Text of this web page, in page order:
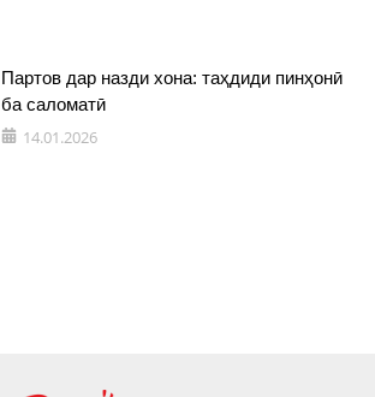
Партов дар назди хона: таҳдиди пинҳонӣ
ба саломатӣ
14.01.2026